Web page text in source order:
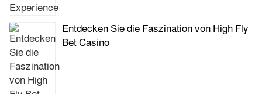
Entdecken Sie die Faszination von High Fly
Bet Casino